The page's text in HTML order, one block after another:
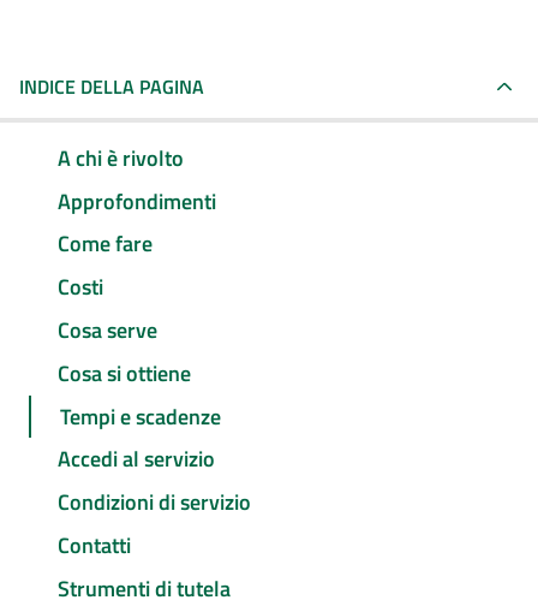
INDICE DELLA PAGINA
A chi è rivolto
Approfondimenti
Come fare
Costi
Cosa serve
Cosa si ottiene
Tempi e scadenze
Accedi al servizio
Condizioni di servizio
Contatti
Strumenti di tutela